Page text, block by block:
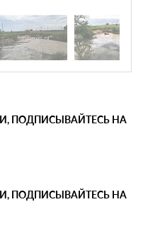
ПОДПИСЫВАЙТЕСЬ НА
ПОДПИСЫВАЙТЕСЬ НА